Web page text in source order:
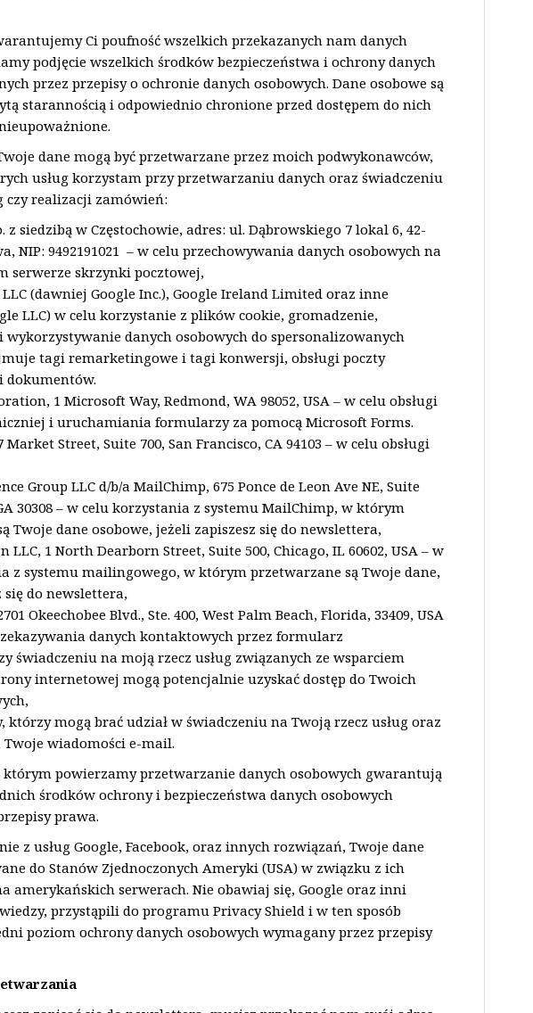
Ci poufność wszelkich przekazanych nam danych
podjęcie wszelkich środków bezpieczeństwa i ochrony danych
przez przepisy o ochronie danych osobowych. Dane osobowe są
starannością i odpowiednio chronione przed dostępem do nich
dane mogą być przetwarzane przez moich podwykonawców,
usług korzystam przy przetwarzaniu danych oraz świadczeniu
czy realizacji zamówień:
z siedzibą w Częstochowie, adres: ul. Dąbrowskiego 7 lokal 6, 42-
NIP: 9492191021 – w celu przechowywania danych osobowych na
serwerze skrzynki pocztowej,
LLC (dawniej Google Inc.), Google Ireland Limited oraz inne
LLC) w celu korzystanie z plików cookie, gromadzenie,
wykorzystywanie danych osobowych do spersonalizowanych
tagi remarketingowe i tagi konwersji, obsługi poczty
dokumentów.
1 Microsoft Way, Redmond, WA 98052, USA – w celu obsługi
i uruchamiania formularzy za pomocą Microsoft Forms.
Market Street, Suite 700, San Francisco, CA 94103 – w celu obsługi
Group LLC d/b/a MailChimp, 675 Ponce de Leon Ave NE, Suite
30308 – w celu korzystania z systemu MailChimp, w którym
Twoje dane osobowe, jeżeli zapiszesz się do newslettera,
LLC, 1 North Dearborn Street, Suite 500, Chicago, IL 60602, USA – w
z systemu mailingowego, w którym przetwarzane są Twoje dane,
się do newslettera,
Okeechobee Blvd., Ste. 400, West Palm Beach, Florida, 33409, USA
danych kontaktowych przez formularz
świadczeniu na moją rzecz usług związanych ze wsparciem
internetowej mogą potencjalnie uzyskać dostęp do Twoich
którzy mogą brać udział w świadczeniu na Twoją rzecz usług oraz
wiadomości e-mail.
którym powierzamy przetwarzanie danych osobowych gwarantują
środków ochrony i bezpieczeństwa danych osobowych
prawa.
z usług Google, Facebook, oraz innych rozwiązań, Twoje dane
do Stanów Zjednoczonych Ameryki (USA) w związku z ich
amerykańskich serwerach. Nie obawiaj się, Google oraz inni
przystąpili do programu Privacy Shield i w ten sposób
poziom ochrony danych osobowych wymagany przez przepisy